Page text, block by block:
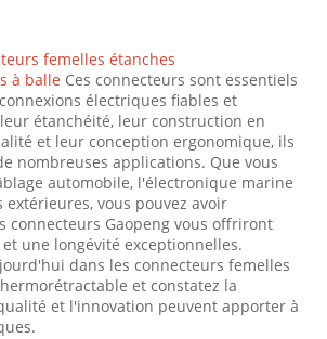
femelles étanches
à balle Ces connecteurs sont essentiels
électriques fiables et
étanchéité, leur construction en
et leur conception ergonomique, ils
nombreuses applications. Que vous
automobile, l'électronique marine
vous pouvez avoir
connecteurs Gaopeng vous offriront
une longévité exceptionnelles.
dans les connecteurs femelles
et constatez la
et l'innovation peuvent apporter à